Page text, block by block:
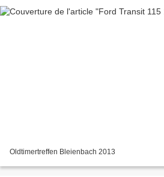
Oldtimertreffen Bleienbach 2013